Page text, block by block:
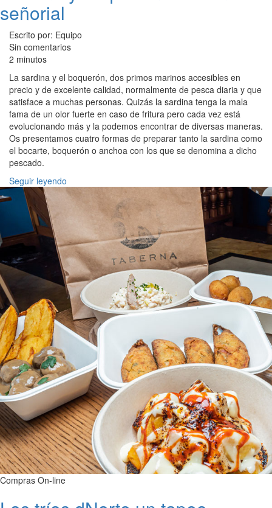
señorial
Escrito por: Equipo
Sin comentarios
2 minutos
La sardina y el boquerón, dos primos marinos accesibles en
precio y de excelente calidad, normalmente de pesca diaria y que
satisface a muchas personas. Quizás la sardina tenga la mala
fama de un olor fuerte en caso de fritura pero cada vez está
evolucionando más y la podemos encontrar de diversas maneras.
Os presentamos cuatro formas de preparar tanto la sardina como
el bocarte, boquerón o anchoa con los que se denomina a dicho
pescado.
Seguir leyendo
Compras On-line